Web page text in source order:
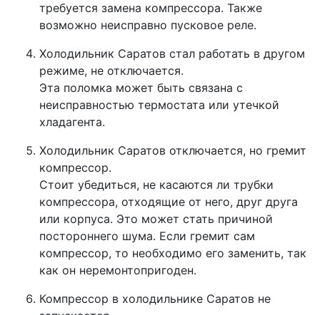
требуется замена компрессора. Также
возможно неисправно пусковое реле.
Холодильник Саратов стал работать в другом
режиме, не отключается.
Эта поломка может быть связана с
неисправностью термостата или утечкой
хладагента.
Холодильник Саратов отключается, но гремит
компрессор.
Стоит убедиться, не касаются ли трубки
компрессора, отходящие от него, друг друга
или корпуса. Это может стать причиной
постороннего шума. Если гремит сам
компрессор, то необходимо его заменить, так
как он неремонтопригоден.
Компрессор в холодильнике Саратов не